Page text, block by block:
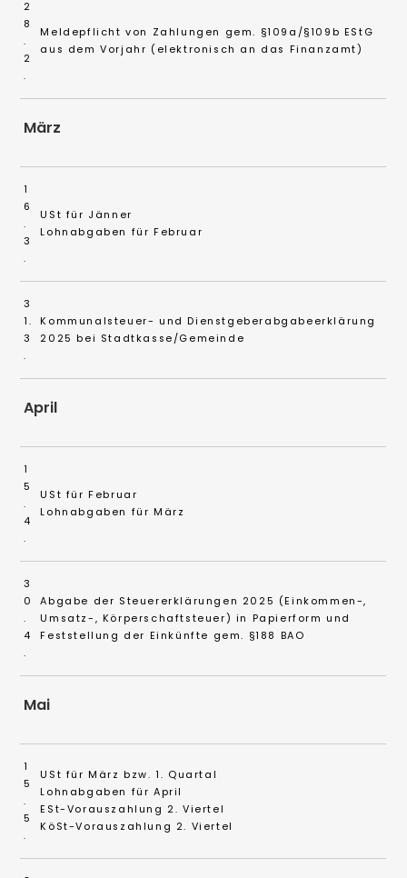
2
8
.
2
.
Meldepflicht von Zahlungen gem. §109a/§109b EStG
aus dem Vorjahr (elektronisch an das Finanzamt)
März
1
6
.
3
.
USt für Jänner
Lohnabgaben für Februar
3
1.
3
.
Kommunalsteuer- und Dienstgeberabgabeerklärung
2025 bei Stadtkasse/Gemeinde
April
1
5
.
4
.
USt für Februar
Lohnabgaben für März
3
0
.
4
.
Abgabe der Steuererklärungen 2025 (Einkommen-,
Umsatz-, Körperschaftsteuer) in Papierform und
Feststellung der Einkünfte gem. §188 BAO
Mai
1
5
.
5
.
USt für März bzw. 1. Quartal
Lohnabgaben für April
ESt-Vorauszahlung 2. Viertel
KöSt-Vorauszahlung 2. Viertel